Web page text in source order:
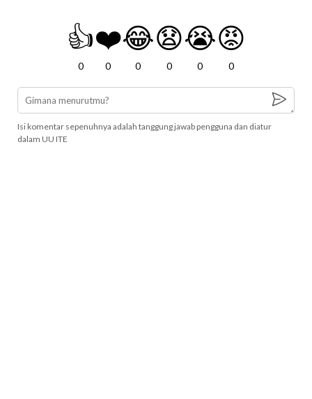
👍
0
❤️
0
😂
0
😧
0
😭
0
😡
0
Isi komentar sepenuhnya adalah tanggung jawab pengguna dan diatur
dalam UU ITE